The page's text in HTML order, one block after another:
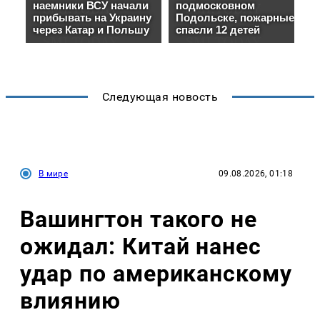
Следующая новость
В мире 09.08.2026, 01:18
Вашингтон такого не
ожидал: Китай нанес
удар по американскому
влиянию